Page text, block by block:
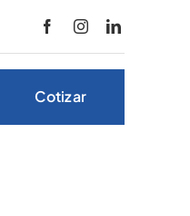
Cotizar